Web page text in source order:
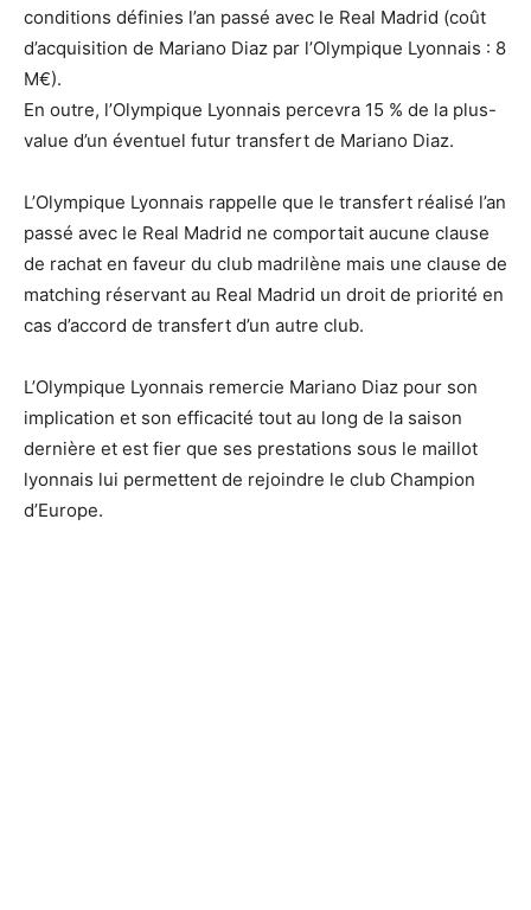
conditions définies l’an passé avec le Real Madrid (coût
d’acquisition de Mariano Diaz par l’Olympique Lyonnais : 8
M€).
En outre, l’Olympique Lyonnais percevra 15 % de la plus-
value d’un éventuel futur transfert de Mariano Diaz.
L’Olympique Lyonnais rappelle que le transfert réalisé l’an
passé avec le Real Madrid ne comportait aucune clause
de rachat en faveur du club madrilène mais une clause de
matching réservant au Real Madrid un droit de priorité en
cas d’accord de transfert d’un autre club.
L’Olympique Lyonnais remercie Mariano Diaz pour son
implication et son efficacité tout au long de la saison
dernière et est fier que ses prestations sous le maillot
lyonnais lui permettent de rejoindre le club Champion
d’Europe.